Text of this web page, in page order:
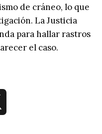
de cráneo, lo que
La Justicia
para hallar rastros
el caso.